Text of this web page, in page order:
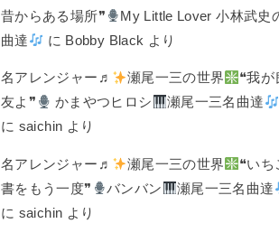
昔からある場所❞
My Little Lover 小林武史
曲達
に Bobby Black より
名アレンジャー♬ 瀬尾一三の世界
❝我が
友よ❞
かまやつヒロシ 瀬尾一三名曲達
に saichin より
名アレンジャー♬ 瀬尾一三の世界
❝いち
書をもう一度❞
バンバン
瀬尾一三名曲達
に saichin より